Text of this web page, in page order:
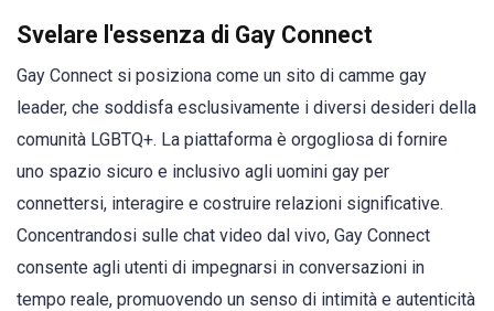
Svelare l'essenza di Gay Connect
Gay Connect si posiziona come un sito di camme gay
leader, che soddisfa esclusivamente i diversi desideri della
comunità LGBTQ+. La piattaforma è orgogliosa di fornire
uno spazio sicuro e inclusivo agli uomini gay per
connettersi, interagire e costruire relazioni significative.
Concentrandosi sulle chat video dal vivo, Gay Connect
consente agli utenti di impegnarsi in conversazioni in
tempo reale, promuovendo un senso di intimità e autenticità